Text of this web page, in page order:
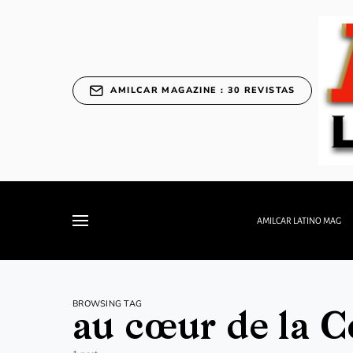
AMILCAR MAGAZINE : 30 REVISTAS
AMILCAR LATINO MAG
BROWSING TAG
au cœur de la